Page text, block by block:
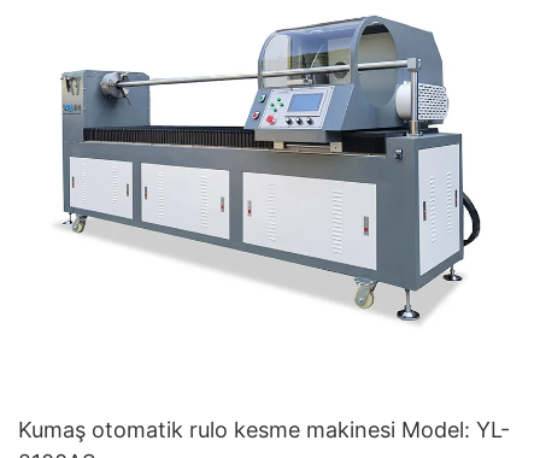
Kumaş otomatik rulo kesme makinesi Model: YL-